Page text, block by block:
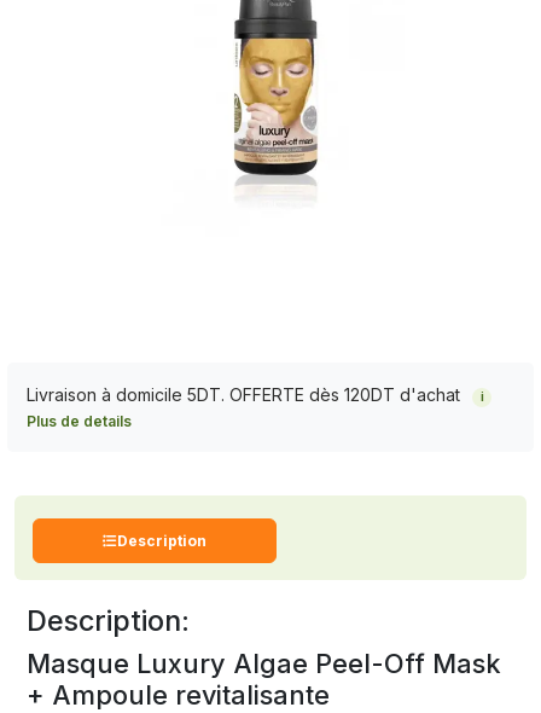
Livraison à domicile 5DT. OFFERTE dès 120DT d'achat i
Plus de details
Description
Description:
Masque Luxury Algae Peel-Off Mask
+ Ampoule revitalisante